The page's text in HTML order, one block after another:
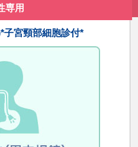
専用
子宮頸部細胞診付*